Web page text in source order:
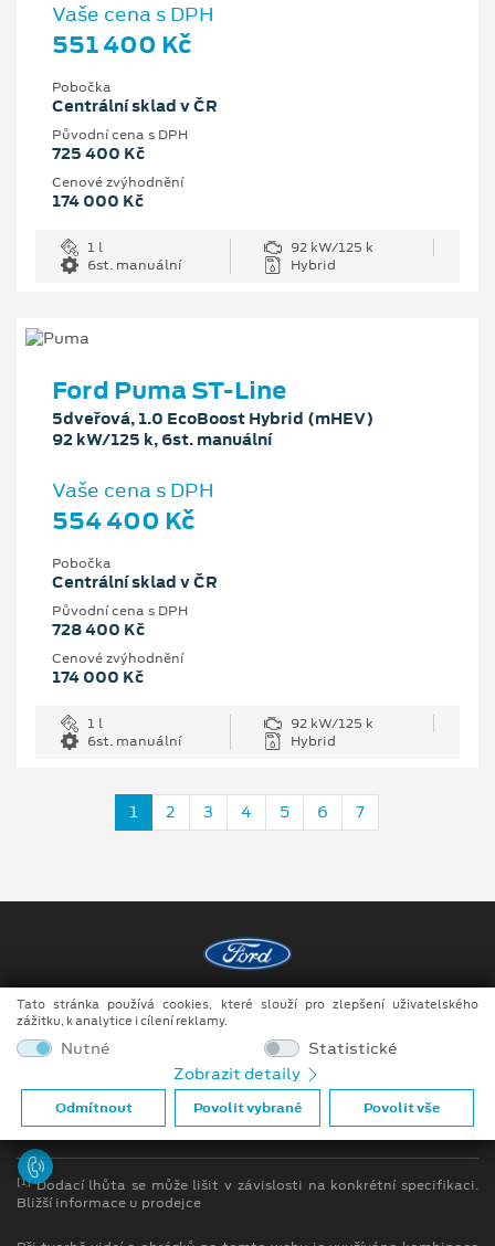
Vaše cena s DPH
551 400 Kč
Pobočka
Centrální sklad v ČR
Původní cena s DPH
725 400 Kč
Cenové zvýhodnění
174 000 Kč
1 l
92 kW/125 k
6st. manuální
Hybrid
Ford Puma ST-Line
5dveřová, 1.0 EcoBoost Hybrid (mHEV)
92 kW/125 k, 6st. manuální
Vaše cena s DPH
554 400 Kč
Pobočka
Centrální sklad v ČR
Původní cena s DPH
728 400 Kč
Cenové zvýhodnění
174 000 Kč
1 l
92 kW/125 k
6st. manuální
Hybrid
1 2 3 4 5 6 7
Copyright ©2026 Auto JIPE s.r.o.
Obchodní podmínky
Ochrana osobních údajů
Prohlášení o zpracování údajů konečných zákazníků
[1]Dodací lhůta se může lišit v závislosti na konkrétní specifikaci.
Bližší informace u prodejce
Tato stránka používá cookies, které slouží pro zlepšení uživatelského
zážitku, k analytice i cílení reklamy.
Nutné
Statistické
Zobrazit detaily
Odmítnout Povolit vybrané Povolit vše